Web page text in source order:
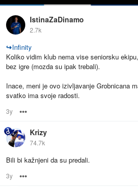
IstinaZaDinamo
2.7k
↪Infinity
Koliko vidim klub nema vise seniorsku
bez igre (mozda su ipak trebali).
Inace, meni je ovo izivljavanje Grobnicana
svatko ima svoje radosti.
3y
Krizy
74.7k
Bili bi kažnjeni da su predali.
3y